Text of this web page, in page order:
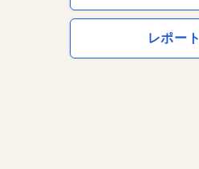
レポート